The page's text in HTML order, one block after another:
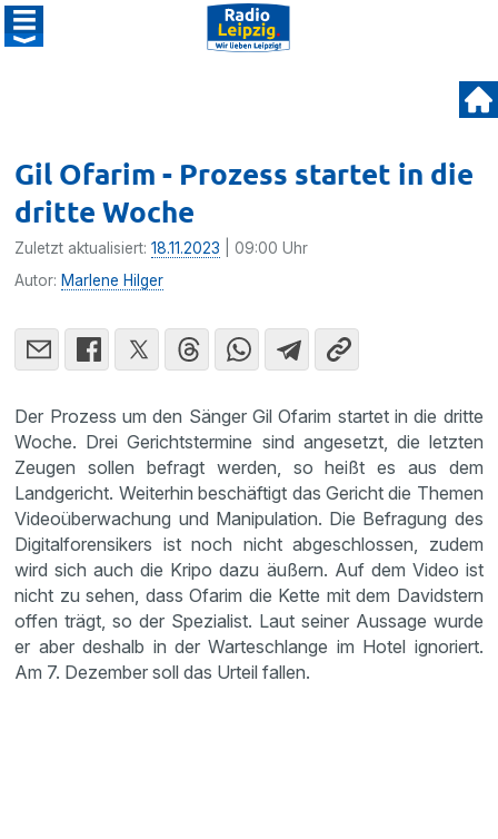
Gil Ofarim - Prozess startet in die
dritte Woche
Zuletzt aktualisiert:18.11.2023 | 09:00 Uhr
Autor: Marlene Hilger
Der Prozess um den Sänger Gil Ofarim startet in die dritte
Woche. Drei Gerichtstermine sind angesetzt, die letzten
Zeugen sollen befragt werden, so heißt es aus dem
Landgericht. Weiterhin beschäftigt das Gericht die Themen
Videoüberwachung und Manipulation. Die Befragung des
Digitalforensikers ist noch nicht abgeschlossen, zudem
wird sich auch die Kripo dazu äußern. Auf dem Video ist
nicht zu sehen, dass Ofarim die Kette mit dem Davidstern
offen trägt, so der Spezialist. Laut seiner Aussage wurde
er aber deshalb in der Warteschlange im Hotel ignoriert.
Am 7. Dezember soll das Urteil fallen.